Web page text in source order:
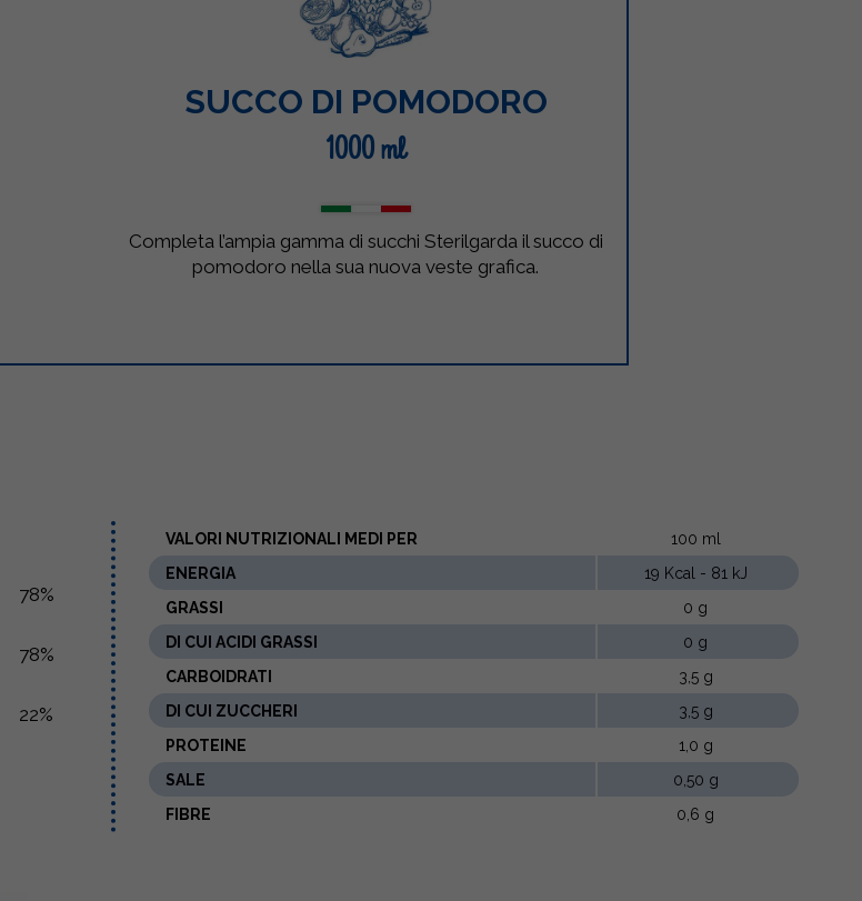
SUCCO DI POMODORO
1000 ml
Completa l’ampia gamma di succhi Sterilgarda il succo di
pomodoro nella sua nuova veste grafica.
78%
78%
22%
VALORI NUTRIZIONALI MEDI PER
100 ml
ENERGIA
19 Kcal - 81 kJ
GRASSI
0 g
DI CUI ACIDI GRASSI
0 g
CARBOIDRATI
3,5 g
DI CUI ZUCCHERI
3,5 g
PROTEINE
1,0 g
SALE
0,50 g
FIBRE
0,6 g